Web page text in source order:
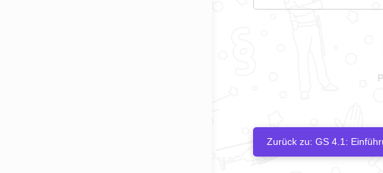
Zurück zu: GS 4.1: